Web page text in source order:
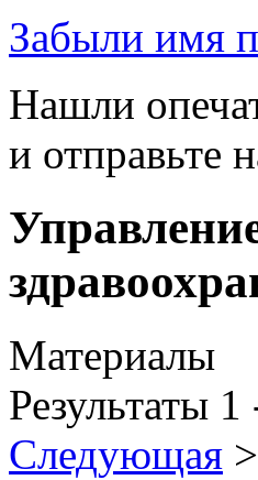
Забыли имя
Нашли
и отправьте
Материалы
Результаты
Следующая >